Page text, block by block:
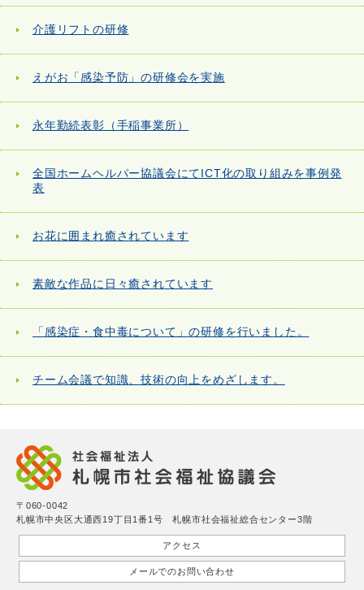
介護リフトの研修
えがお「感染予防」の研修会を実施
永年勤続表彰（手稲事業所）
全国ホームヘルパー協議会にてICT化の取り組みを事例発
表
お花に囲まれ癒されています
素敵な作品に日々癒されています
「感染症・食中毒について」の研修を行いました。
チーム会議で知識、技術の向上をめざします。
〒060-0042
札幌市中央区大通西19丁目1番1号 札幌市社会福祉総合センター3階
アクセス
メールでのお問い合わせ